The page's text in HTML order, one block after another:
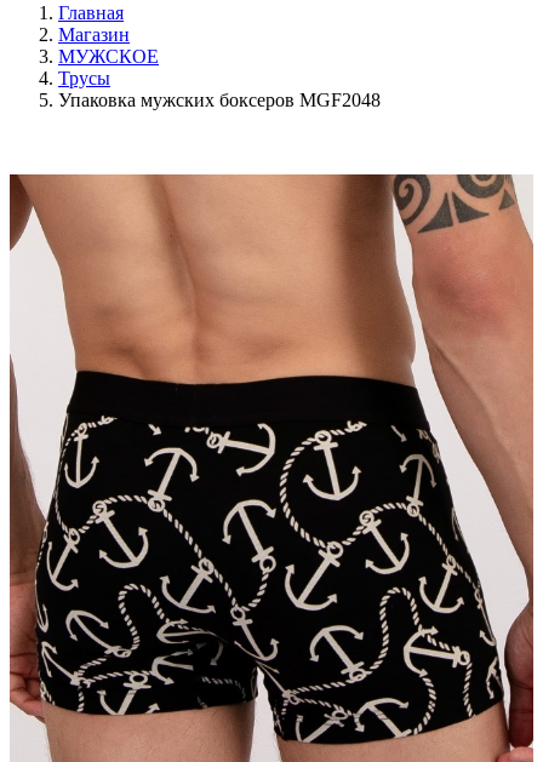
Главная
Магазин
МУЖСКОЕ
Трусы
Упаковка мужских боксеров MGF2048